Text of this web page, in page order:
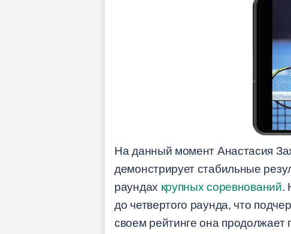
На данный момент Анастасия
демонстрирует стабильные
раундах крупных соревнований.
до четвертого раунда, что
своем рейтинге она продолжает